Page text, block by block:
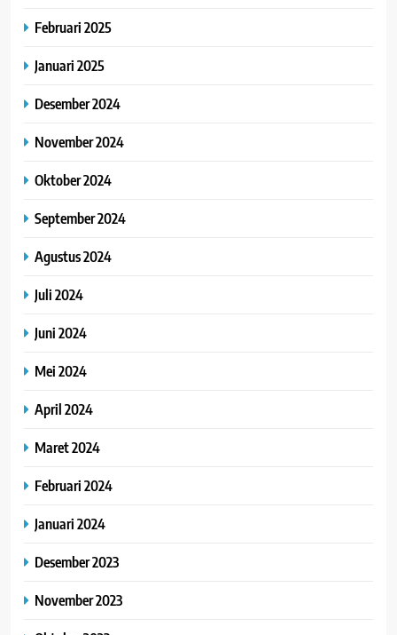
Februari 2025
Januari 2025
Desember 2024
November 2024
Oktober 2024
September 2024
Agustus 2024
Juli 2024
Juni 2024
Mei 2024
April 2024
Maret 2024
Februari 2024
Januari 2024
Desember 2023
November 2023